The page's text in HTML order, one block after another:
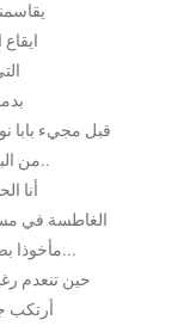
ايقاع
قبل مجيء بابا
من البكاء الانفرادي..
أنا
الغاطسة في
مأخوذا بضربات الحمى...
حين تنعدم
أرتكب